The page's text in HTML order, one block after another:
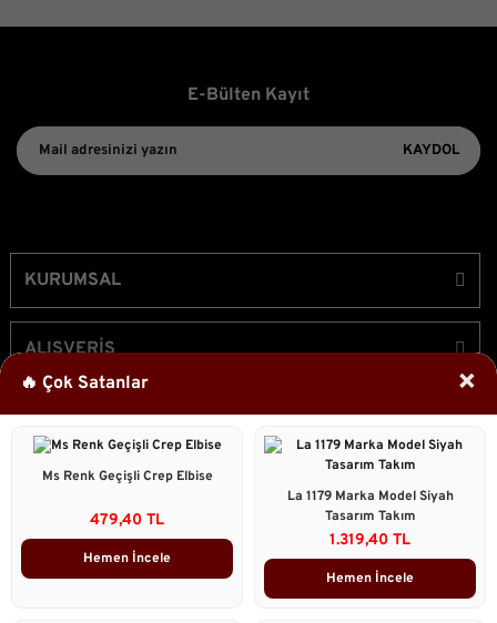
🔥 Çok Satanlar ×
Ms Renk Geçişli Crep Elbise
479,40 TL
Hemen İncele
La 1179 Marka Model Siyah
Tasarım Takım
1.319,40 TL
Hemen İncele
E-Bülten Kayıt
KAYDOL
KURUMSAL
ALIŞVERİŞ
ÜYELİK
Bizi Takip Edin!